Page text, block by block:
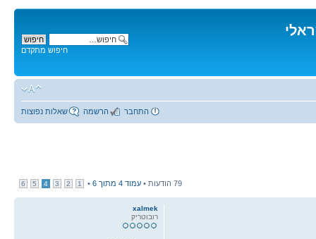
חיפוש מתקדם
שאלות נפוצות הרשמה התחבר
79 הודעות • עמוד 4 מתוך 6
•
1
2
3
4
5
6
xalmek
רובוטריק